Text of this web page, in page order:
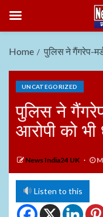
Home पुलिस ने गैंगरेप-
UNCATEGORIZED
पुलिस ने
आरोपी को भी
News India24 UK
Listen to this